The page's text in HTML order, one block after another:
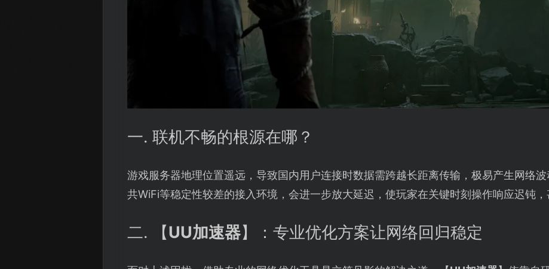
一. 联机不畅的根源在哪？
游戏服务器地理位置遥远，导致国内用户连接时数据需跨越长距离传输，极易产生网络
共WiFi等稳定性较差的接入环境，会进一步放大延迟，使玩家在关键时刻操作响应迟钝，
二. 【UU加速器】：专业优化方案让网络回归稳定